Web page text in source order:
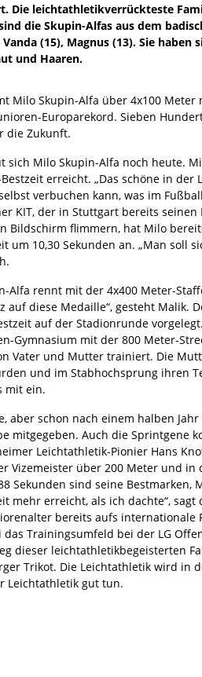
Die leichtathletikverrückteste
die Skupin-Alfas aus dem
(15), Magnus (13). Sie haben
und Haaren.
Milo Skupin-Alfa über 4x100 Meter
Europarekord. Sieben
die Zukunft.
sich Milo Skupin-Alfa noch heute.
erreicht. „Das schöne in der
verbuchen kann, was im
KIT, der in Stuttgart bereits seinen
Bildschirm flimmern, hat Milo
um 10,30 Sekunden an. „Man soll
Alfa rennt mit der 4x400 Meter-
auf diese Medaille“, gesteht Malik.
auf der Stadionrunde
Gymnasium mit der 800 Meter-
Vater und Mutter trainiert. Die
und im Stabhochsprung ihren
mit ein.
aber schon nach einem halben
mitgegeben. Auch die Sprintgene
Leichtathletik-Pionier Hans
Vizemeister über 200 Meter und in
Sekunden sind seine Bestmarken,
mehr erreicht, als ich dachte“, sagt
bereits aufs internationale
Trainingsumfeld bei der LG
dieser leichtathletikbegeisterten
Trikot. Die Leichtathletik wird in
Leichtathletik gut tun.